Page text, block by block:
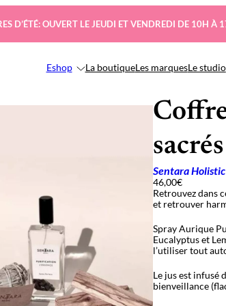
D’ÉTÉ: OUVERT LE JEUDI ET VENDREDI DE 10H
Eshop La boutiqueLes marquesLe studio
sacrés
Sentara Holistic
46,00€
Retrouvez dans
et retrouver
Spray Aurique
Eucalyptus et
l’utiliser tout
Le jus est infusé
bienveillance